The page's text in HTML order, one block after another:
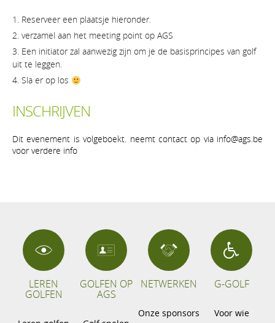
Reserveer een plaatsje hieronder.
verzamel aan het meeting point op AGS
Een initiator zal aanwezig zijn om je de basisprincipes van golf
uit te leggen.
Sla er op los
INSCHRIJVEN
Dit evenement is volgeboekt. neemt contact op via info@ags.be
voor verdere info
LEREN
GOLFEN
GOLFEN OP
AGS
NETWERKEN
Onze sponsors
G-GOLF
Voor wie